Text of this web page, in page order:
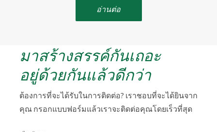
อ่านต่อ
มาสร้างสรรค์กันเถอะ
อยู่ด้วยกันแล้วดีกว่า
ต้องการที่จะได้รับในการติดต่อ? เราชอบที่จะได้ยินจาก
คุณ กรอกแบบฟอร์มแล้วเราจะติดต่อคุณโดยเร็วที่สุด